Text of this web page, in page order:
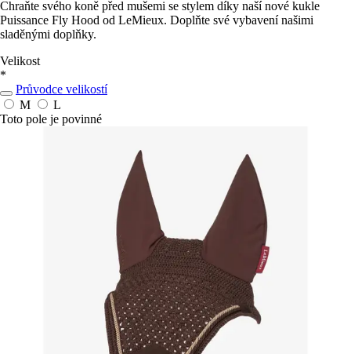
Chraňte svého koně před mušemi se stylem díky naší nové kukle
Puissance Fly Hood od LeMieux. Doplňte své vybavení našimi
sladěnými doplňky.
Velikost
*
Průvodce velikostí
M
L
Toto pole je povinné